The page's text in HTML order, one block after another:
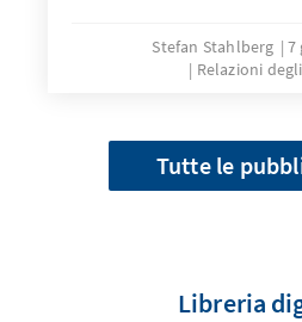
Stefan Stahlberg
7
Relazioni
Tutte le
Libreria